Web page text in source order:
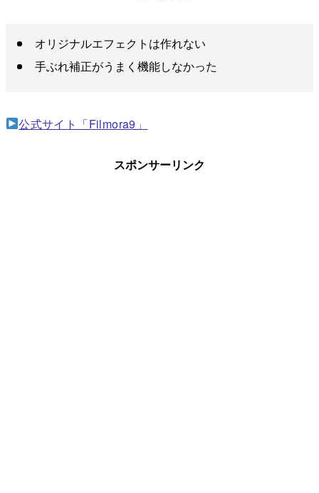
オリジナルエフェクトは作れない
手ぶれ補正がうまく機能しなかった
公式サイト「Filmora9」
スポンサーリンク